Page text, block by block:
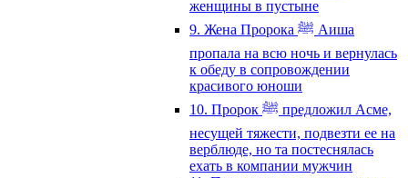
женщины в пустыне
9. Жена Пророка ﷺ Аиша
пропала на всю ночь и вернулась
к обеду в сопровождении
красивого юноши
10. Пророк ﷺ предложил Асме,
несущей тяжести, подвезти ее на
верблюде, но та постеснялась
ехать в компании мужчин